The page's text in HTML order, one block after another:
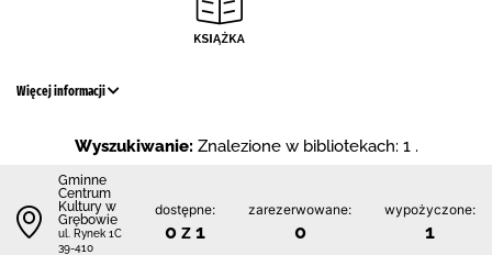
Więcej informacji
Wyszukiwanie: Znalezione w bibliotekach: 1 .
Gminne
Centrum
Kultury w
Grębowie
ul. Rynek 1C
39-410
dostępne:
0 z 1
zarezerwowane:
0
wypożyczone:
1